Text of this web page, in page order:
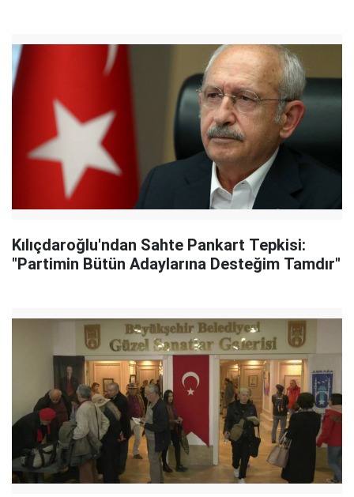
Kılıçdaroğlu'ndan Sahte Pankart Tepkisi:
"Partimin Bütün Adaylarına Desteğim Tamdır"